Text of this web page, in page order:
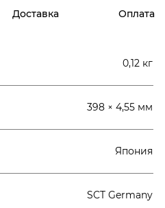
Доставка Оплата
0,12 кг
398 × 4,55 мм
Япония
SCT Germany